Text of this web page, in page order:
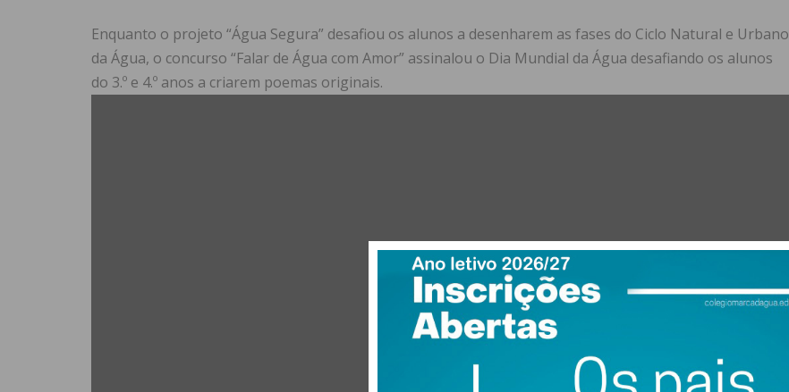
Enquanto o projeto “Água Segura” desafiou os alunos a desenharem as fases do Ciclo Natural e Urbano
da Água, o concurso “Falar de Água com Amor” assinalou o Dia Mundial da Água desafiando os alunos
do 3.º e 4.º anos a criarem poemas originais.